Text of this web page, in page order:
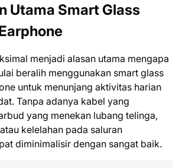
Utama Smart Glass
menjadi alasan utama mengapa
beralih menggunakan smart glass
untuk menunjang aktivitas harian
Tanpa adanya kabel yang
yang menekan lubang telinga,
kelelahan pada saluran
diminimalisir dengan sangat baik.